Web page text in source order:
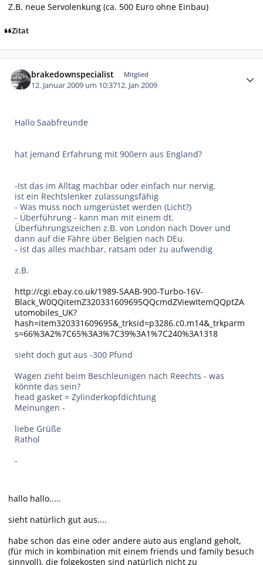
Z.B. neue Servolenkung (ca. 500 Euro ohne Einbau)
Zitat
brakedownspecialist Mitglied
12. Januar 2009 um 10:3712. Jan 2009
Hallo Saabfreunde
hat jemand Erfahrung mit 900ern aus England?
-Ist das im Alltag machbar oder einfach nur nervig.
ist ein Rechtslenker zulassungsfähig
- Was muss noch umgerüstet werden (Licht?)
- Überführung - kann man mit einem dt.
Überführungszeichen z.B. von London nach Dover und
dann auf die Fähre über Belgien nach DEu.
- ist das alles machbar, ratsam oder zu aufwendig
z.B.
http://cgi.ebay.co.uk/1989-SAAB-900-Turbo-16V-
Black_W0QQitemZ320331609695QQcmdZViewItemQQptZA
utomobiles_UK?
hash=item320331609695&_trksid=p3286.c0.m14&_trkparm
s=66%3A2%7C65%3A3%7C39%3A1%7C240%3A1318
sieht doch gut aus -300 Pfund
Wagen zieht beim Beschleunigen nach Reechts - was
könnte das sein?
head gasket = Zylinderkopfdichtung
Meinungen -
liebe Grüße
Rathol
-
hallo hallo.....
sieht natürlich gut aus....
habe schon das eine oder andere auto aus england geholt,
(für mich in kombination mit einem friends und family besuch
sinnvoll), die folgekosten sind natürlich nicht zu